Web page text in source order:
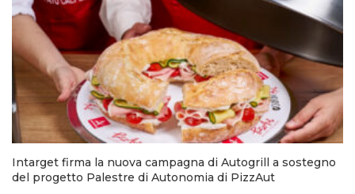
Intarget firma la nuova campagna di Autogrill a sostegno
del progetto Palestre di Autonomia di PizzAut